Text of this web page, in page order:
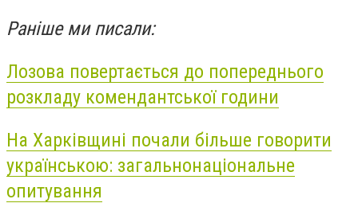
Раніше ми писали:
Лозова повертається до попереднього
розкладу комендантської години
На Харківщині почали більше говорити
українською: загальнонаціональне
опитування